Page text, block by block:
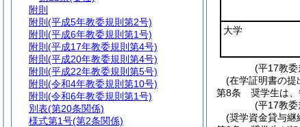
大学
(平17教
(在学証明書の提
第8条
奨学生は
(平17教
(奨学資金貸与継
附則
附則 (平成5年教委規則第2号)
附則 (平成6年教委規則第1号)
附則 (平成17年教委規則第4号)
附則 (平成20年教委規則第4号)
附則 (平成22年教委規則第5号)
附則 (令和4年教委規則第10号)
附則 (令和6年教委規則第1号)
別表(第20条関係)
様式第1号(第2条関係)